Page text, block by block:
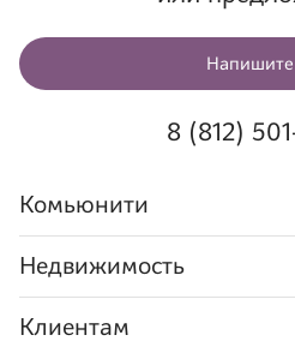
8 (812)
Комьюнити
Недвижимость
Клиентам